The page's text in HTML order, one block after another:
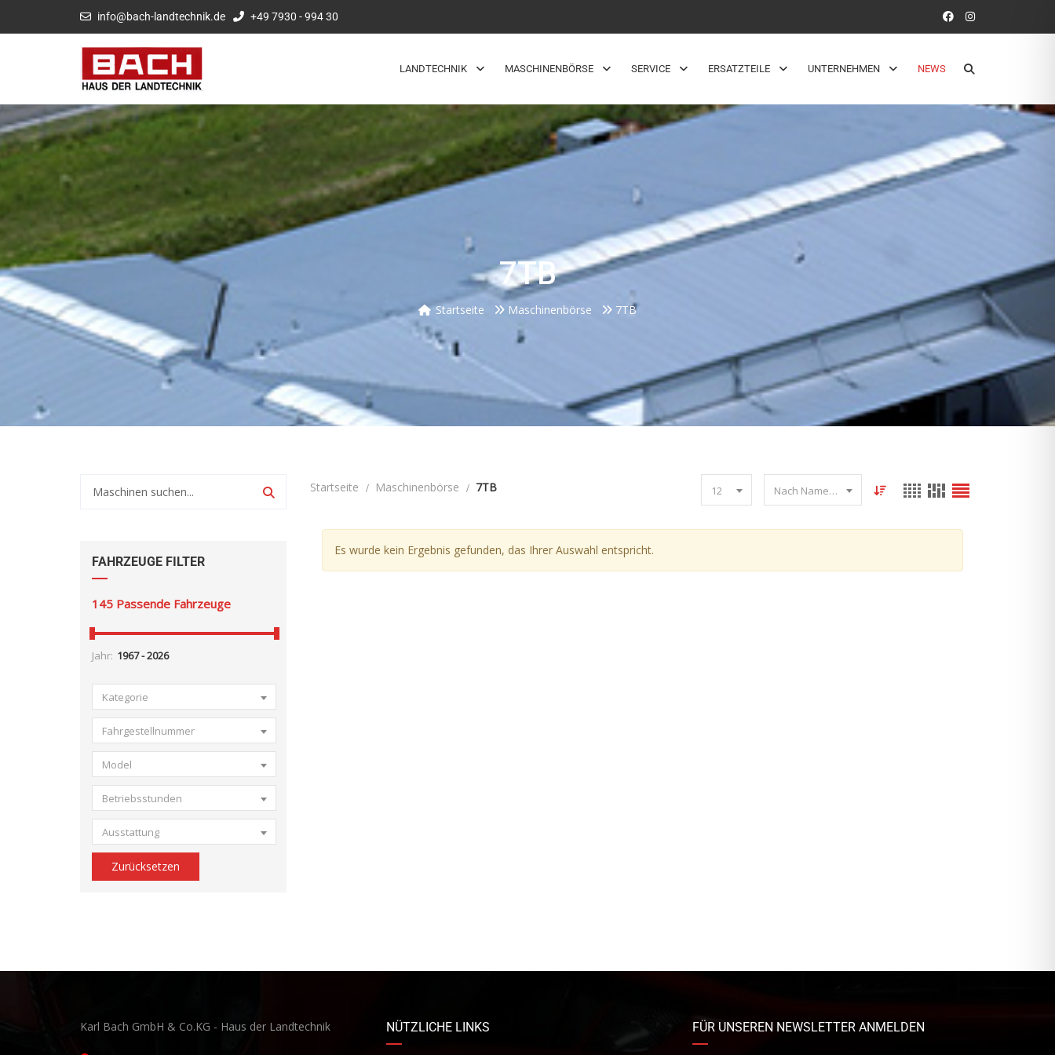
info@bach-landtechnik.de +49 7930 - 994 30
LANDTECHNIK MASCHINENBÖRSE SERVICE ERSATZTEILE UNTERNEHMEN NEWS
7TB
Startseite Maschinenbörse 7TB
FAHRZEUGE FILTER
145 Passende Fahrzeuge
Jahr:
Kategorie
Fahrgestellnummer
Model
Betriebsstunden
Ausstattung
Zurücksetzen
Startseite Maschinenbörse 7TB 12 Nach Name sortieren
Es wurde kein Ergebnis gefunden, das Ihrer Auswahl entspricht.
Karl Bach GmbH & Co.KG - Haus der Landtechnik NÜTZLICHE LINKS FÜR UNSEREN NEWSLETTER ANMELDEN